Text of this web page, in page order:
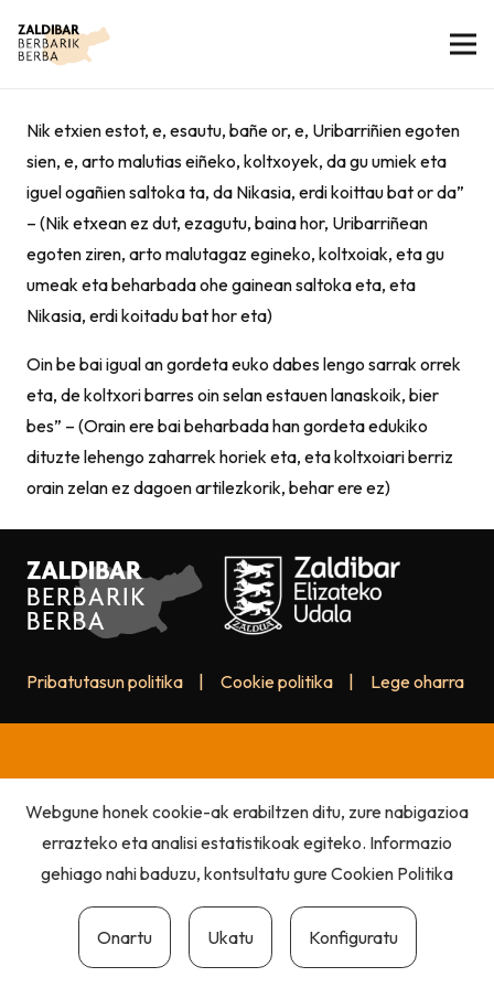
Nik etxien estot, e, esautu, bañe or, e, Uribarriñien egoten
sien, e, arto malutias eiñeko, koltxoyek, da gu umiek eta
iguel ogañien saltoka ta, da Nikasia, erdi koittau bat or da”
– (Nik etxean ez dut, ezagutu, baina hor, Uribarriñean
egoten ziren, arto malutagaz egineko, koltxoiak, eta gu
umeak eta beharbada ohe gainean saltoka eta, eta
Nikasia, erdi koitadu bat hor eta)
Oin be bai igual an gordeta euko dabes lengo sarrak orrek
eta, de koltxori barres oin selan estauen lanaskoik, bier
bes” – (Orain ere bai beharbada han gordeta edukiko
dituzte lehengo zaharrek horiek eta, eta koltxoiari berriz
orain zelan ez dagoen artilezkorik, behar ere ez)
Pribatutasun politika Cookie politika Lege oharra
Webgune honek cookie-ak erabiltzen ditu, zure nabigazioa
errazteko eta analisi estatistikoak egiteko. Informazio
gehiago nahi baduzu, kontsultatu gureCookien Politika
Onartu Ukatu Konfiguratu